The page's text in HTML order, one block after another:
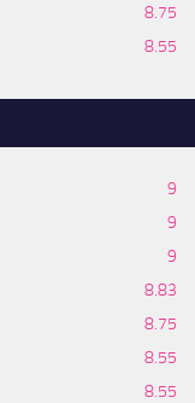
8.75
8.55
9
9
9
8.83
8.75
8.55
8.55